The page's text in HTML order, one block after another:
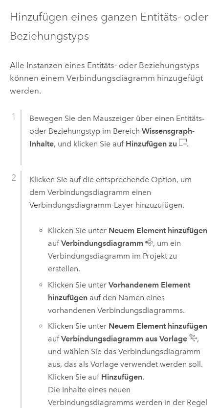
Hinzufügen eines ganzen Entitäts- oder
Beziehungstyps
Alle Instanzen eines Entitäts- oder Beziehungstyps
können einem Verbindungsdiagramm hinzugefügt
werden.
Bewegen Sie den Mauszeiger über einen Entitäts-
oder Beziehungstyp im Bereich Wissensgraph-
Inhalte, und klicken Sie auf Hinzufügen zu .
Klicken Sie auf die entsprechende Option, um
dem Verbindungsdiagramm einen
Verbindungsdiagramm-Layer hinzuzufügen.
Klicken Sie unter Neuem Element hinzufügen
aufVerbindungsdiagramm
, um ein
Verbindungsdiagramm im Projekt zu
erstellen.
Klicken Sie unterVorhandenem Element
hinzufügen auf den Namen eines
vorhandenen Verbindungsdiagramms.
Klicken Sie unter Neuem Element hinzufügen
aufVerbindungsdiagramm aus Vorlage
,
und wählen Sie das Verbindungsdiagramm
aus, das als Vorlage verwendet werden soll.
Klicken Sie auf Hinzufügen.
Die Inhalte eines neuen
Verbindungsdiagramms werden in der Regel